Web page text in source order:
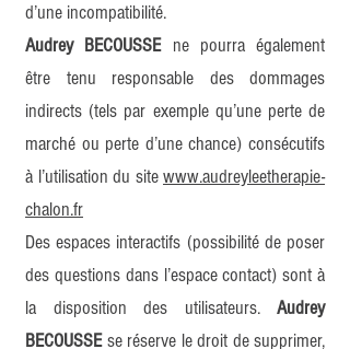
d’une incompatibilité.
Audrey BECOUSSEne pourra également
être tenu responsable des dommages
indirects (tels par exemple qu’une perte de
marché ou perte d’une chance) consécutifs
à l’utilisation du sitewww.audreyleetherapie-
chalon.fr
Des espaces interactifs (possibilité de poser
des questions dans l’espace contact) sont à
la disposition des utilisateurs. Audrey
BECOUSSEse réserve le droit de supprimer,